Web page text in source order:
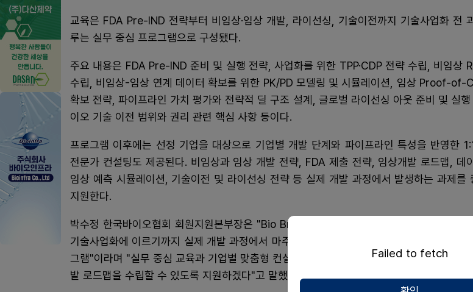
교육은 FDA Pre-IND 전략부터 비임상·임상 개발, 라이선싱, 기술이전까지 기술사업화 전
루는 실무 중심 프로그램으로 구성됐다.
주요 내용은 FDA Pre-IND 준비 및 실행 전략, 사업화를 위한 TPP·CDP 전략 수립, 비임상
수립, 비임상-임상 연계 데이터 확보를 위한 PK/PD 모델링 및 시뮬레이션, 임상 Proof-of-
확보 전략, 파이프라인 가치 평가와 전략적 딜 구조 설계, 글로벌 라이선싱 아웃 준비 및 실
이오 기술 이전 범위와 권리 관련 핵심 사항 등이다.
프로그램 이후에는 선정 기업을 대상으로 기업별 개발 단계와 파이프라인 특성을 반영한
전문가 컨설팅도 제공된다. 비임상과 임상 개발 전략, FDA 제출 전략, 임상개발 로드맵, 데
임상 예측 시뮬레이션, 기술이전 및 라이선싱 전략 등 실제 개발 과정에서 발생하는 과제를
지원한다.
박수정 한국바이오협회 회원지원본부장은 "Bio Bridge는 바이오기업이 비임상 단계부터 임
기술사업화에 이르기까지 실제 개발 과정에서 마주하는 전략적 난제를 해결할 수 있도록 마
그램"이라며 "실무 중심 교육과 기업별 맞춤형 컨설팅을 통해 개발 효율성을 높이고 성공적인
발 로드맵을 수립할 수 있도록 지원하겠다"고 말했다.
Failed to fetch